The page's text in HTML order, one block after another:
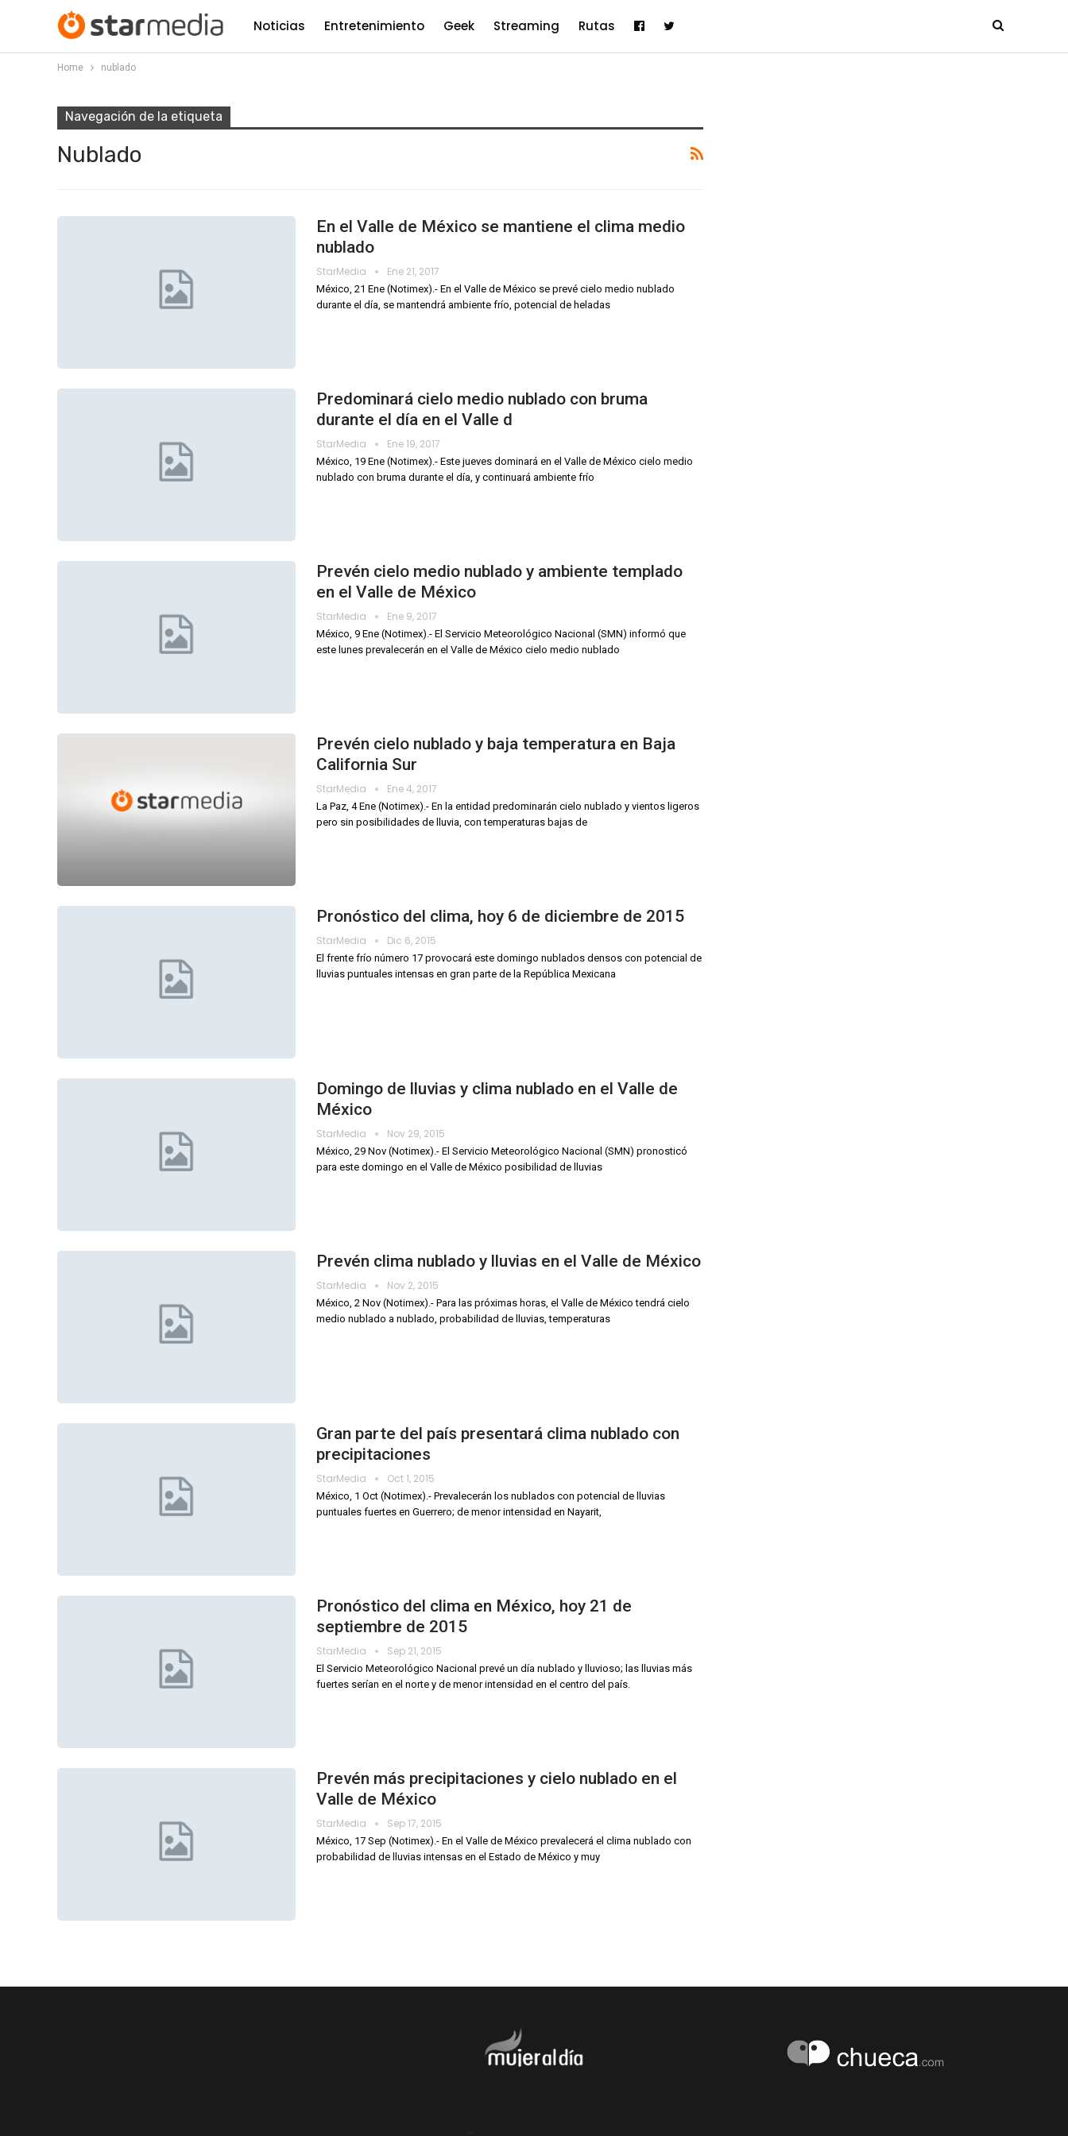
Noticias Entretenimiento Geek Streaming Rutas
Home nublado
Navegación de la etiqueta
Nublado
En el Valle de México se mantiene el clima medio
nublado
StarMedia Ene 21, 2017
México, 21 Ene (Notimex).- En el Valle de México se prevé cielo medio nublado
durante el día, se mantendrá ambiente frío, potencial de heladas
Predominará cielo medio nublado con bruma
durante el día en el Valle d
StarMedia Ene 19, 2017
México, 19 Ene (Notimex).- Este jueves dominará en el Valle de México cielo medio
nublado con bruma durante el día, y continuará ambiente frío
Prevén cielo medio nublado y ambiente templado
en el Valle de México
StarMedia Ene 9, 2017
México, 9 Ene (Notimex).- El Servicio Meteorológico Nacional (SMN) informó que
este lunes prevalecerán en el Valle de México cielo medio nublado
Prevén cielo nublado y baja temperatura en Baja
California Sur
StarMedia Ene 4, 2017
La Paz, 4 Ene (Notimex).- En la entidad predominarán cielo nublado y vientos ligeros
pero sin posibilidades de lluvia, con temperaturas bajas de
Pronóstico del clima, hoy 6 de diciembre de 2015
StarMedia Dic 6, 2015
El frente frío número 17 provocará este domingo nublados densos con potencial de
lluvias puntuales intensas en gran parte de la República Mexicana
Domingo de lluvias y clima nublado en el Valle de
México
StarMedia Nov 29, 2015
México, 29 Nov (Notimex).- El Servicio Meteorológico Nacional (SMN) pronosticó
para este domingo en el Valle de México posibilidad de lluvias
Prevén clima nublado y lluvias en el Valle de México
StarMedia Nov 2, 2015
México, 2 Nov (Notimex).- Para las próximas horas, el Valle de México tendrá cielo
medio nublado a nublado, probabilidad de lluvias, temperaturas
Gran parte del país presentará clima nublado con
precipitaciones
StarMedia Oct 1, 2015
México, 1 Oct (Notimex).- Prevalecerán los nublados con potencial de lluvias
puntuales fuertes en Guerrero; de menor intensidad en Nayarit,
Pronóstico del clima en México, hoy 21 de
septiembre de 2015
StarMedia Sep 21, 2015
El Servicio Meteorológico Nacional prevé un día nublado y lluvioso; las lluvias más
fuertes serían en el norte y de menor intensidad en el centro del país.
Prevén más precipitaciones y cielo nublado en el
Valle de México
StarMedia Sep 17, 2015
México, 17 Sep (Notimex).- En el Valle de México prevalecerá el clima nublado con
probabilidad de lluvias intensas en el Estado de México y muy